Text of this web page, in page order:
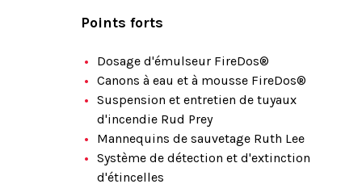
Points forts
Dosage d'émulseur FireDos®
Canons à eau et à mousse FireDos®
Suspension et entretien de tuyaux
d'incendie Rud Prey
Mannequins de sauvetage Ruth Lee
Système de détection et d'extinction
d'étincelles